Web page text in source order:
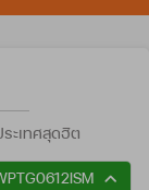
ะเทศสุดฮิต